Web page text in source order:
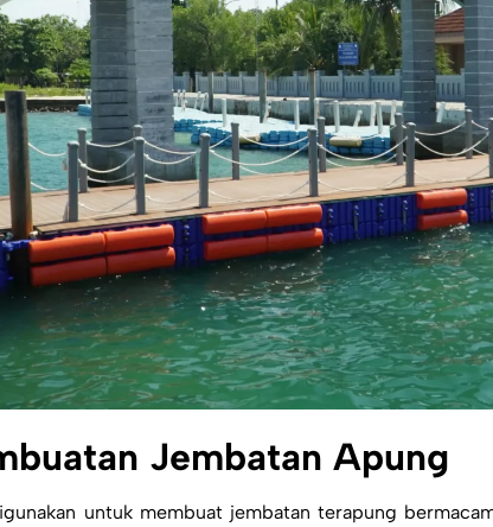
Jembatan Apung
untuk membuat jembatan terapung